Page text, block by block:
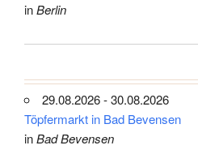
inBerlin
29.08.2026 - 30.08.2026
Töpfermarkt in Bad Bevensen
inBad Bevensen